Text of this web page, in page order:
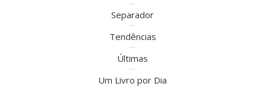
Separador
Tendências
Últimas
Um Livro por Dia